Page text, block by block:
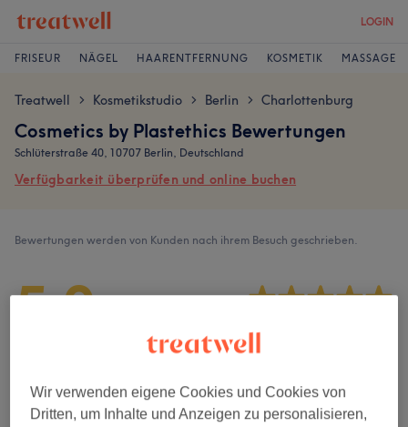
LOGIN
FRISEUR NÄGEL HAARENTFERNUNG KOSMETIK MASSAGE
Treatwell > Kosmetikstudio > Berlin > Charlottenburg
Cosmetics by Plastethics Bewertungen
Schlüterstraße 40, 10707 Berlin, Deutschland
Verfügbarkeit überprüfen und online buchen
Bewertungen werden von Kunden nach ihrem Besuch geschrieben.
5,0
Sauberkeit
Wir verwenden eigene Cookies und Cookies von
Dritten, um Inhalte und Anzeigen zu personalisieren,